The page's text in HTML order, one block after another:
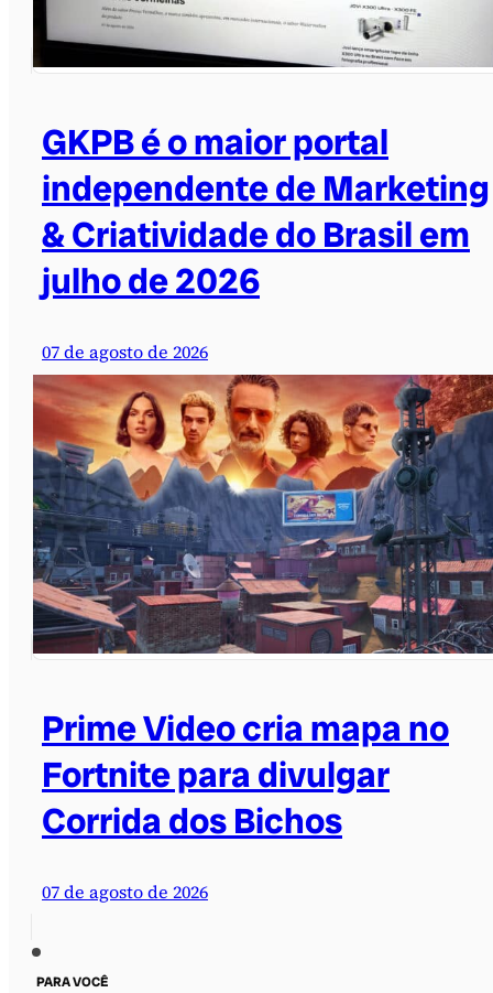
GKPB é o maior portal
independente de Marketing
& Criatividade do Brasil em
julho de 2026
07 de agosto de 2026
Prime Video cria mapa no
Fortnite para divulgar
Corrida dos Bichos
07 de agosto de 2026
PARA VOCÊ